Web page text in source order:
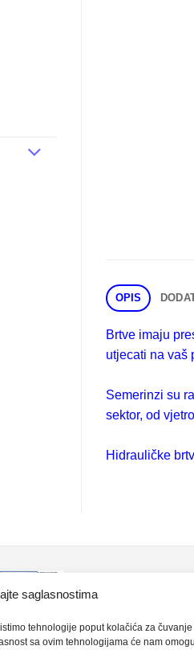
saglasnostima
tehnologije poput kolačića za čuvanje
sa ovim tehnologijama će nam
OPIS
Brtve imaju
utjecati na vaš
Semerinzi su
sektor, od
Hidrauličke
sastavu
+387 35 720